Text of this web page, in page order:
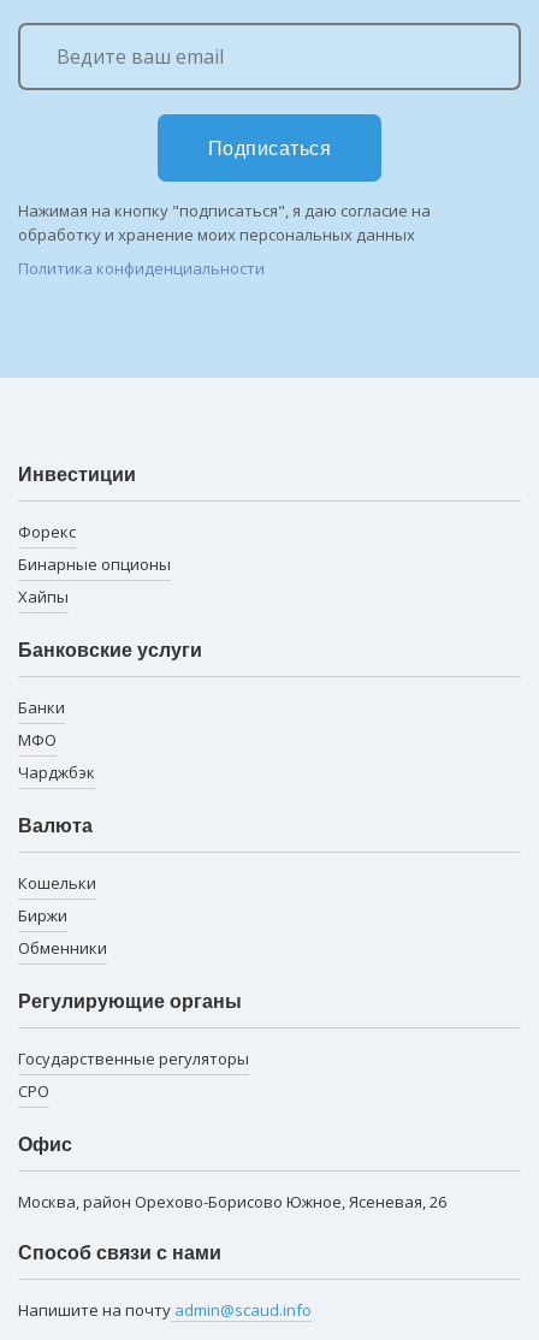
Подписаться
Нажимая на кнопку "подписаться", я даю согласие на
обработку и хранение моих персональных данных
Политика конфиденциальности
Инвестиции
Форекс
Бинарные опционы
Хайпы
Банковские услуги
Банки
МФО
Чарджбэк
Валюта
Кошельки
Биржи
Обменники
Регулирующие органы
Государственные регуляторы
СРО
Офис
Москва, район Орехово-Борисово Южное, Ясеневая, 26
Способ связи с нами
Напишите на почту admin@scaud.info